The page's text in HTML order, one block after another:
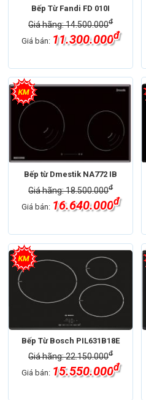
Bếp Từ Fandi FD 010I
Giá hãng: 14.500.000đ
Giá bán: 11.300.000đ
Bếp từ Dmestik NA772 IB
Giá hãng: 18.500.000đ
Giá bán: 16.640.000đ
Bếp Từ Bosch PIL631B18E
Giá hãng: 22.150.000đ
Giá bán: 15.550.000đ